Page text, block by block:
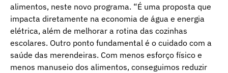
alimentos, neste novo programa. “É uma proposta que
impacta diretamente na economia de água e energia
elétrica, além de melhorar a rotina das cozinhas
escolares. Outro ponto fundamental é o cuidado com a
saúde das merendeiras. Com menos esforço físico e
menos manuseio dos alimentos, conseguimos reduzir